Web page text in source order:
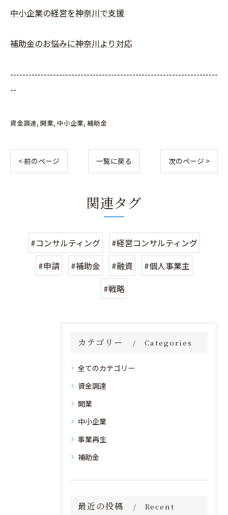
中小企業の経営を神奈川で支援
補助金のお悩みに神奈川より対応
--------------------------------------------------------------------
--
資金調達 開業 中小企業 補助金
< 前のページ 一覧に戻る 次のページ >
関連タグ
#コンサルティング
#経営コンサルティング
#申請
#補助金 #融資
#個人事業主
#戦略
カテゴリー Categories
全てのカテゴリー
資金調達
開業
中小企業
事業再生
補助金
最近の投稿
Recent